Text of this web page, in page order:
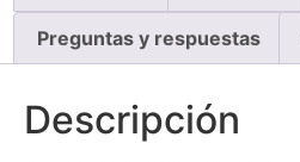
Preguntas y respuestas
Descripción